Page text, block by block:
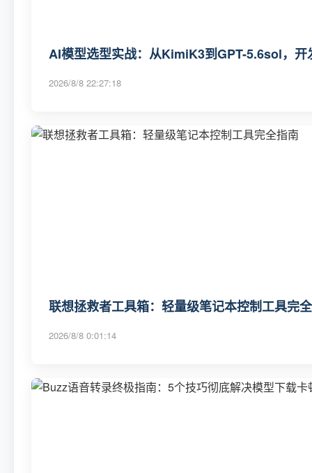
AI模型选型实战：从KimiK3到GPT-5.6sol，开
2026/8/8 22:27:18
联想拯救者工具箱：轻量级笔记本控制工具完
2026/8/8 0:01:14